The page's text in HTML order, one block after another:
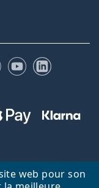
web pour son
Instagram
YouTubeLinkedIn